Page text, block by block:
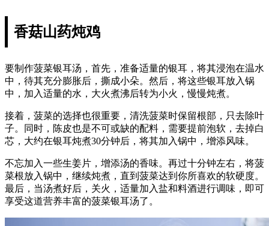
香菇山药炖鸡
要制作菠菜银耳汤，首先，准备适量的银耳，将其浸泡在温水
中，待其充分膨胀后，撕成小朵。然后，将这些银耳放入锅
中，加入适量的水，大火煮沸后转为小火，慢慢炖煮。
接着，菠菜的选择也很重要，清洗菠菜时保留根部，只去除叶
子。同时，陈皮也是不可或缺的配料，需要提前泡软，去掉白
芯，大约在银耳炖煮30分钟后，将其加入锅中，增添风味。
不忘加入一些生姜片，增添汤的香味。再过十分钟左右，将菠
菜根放入锅中，继续炖煮，直到菠菜达到你所喜欢的软硬度。
最后，当汤煮好后，关火，适量加入盐和料酒进行调味，即可
享受这道营养丰富的菠菜银耳汤了。